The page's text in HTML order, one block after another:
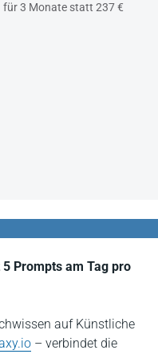
für 3 Monate statt 237 €
Prompts am Tag pro
auf Künstliche
– verbindet die